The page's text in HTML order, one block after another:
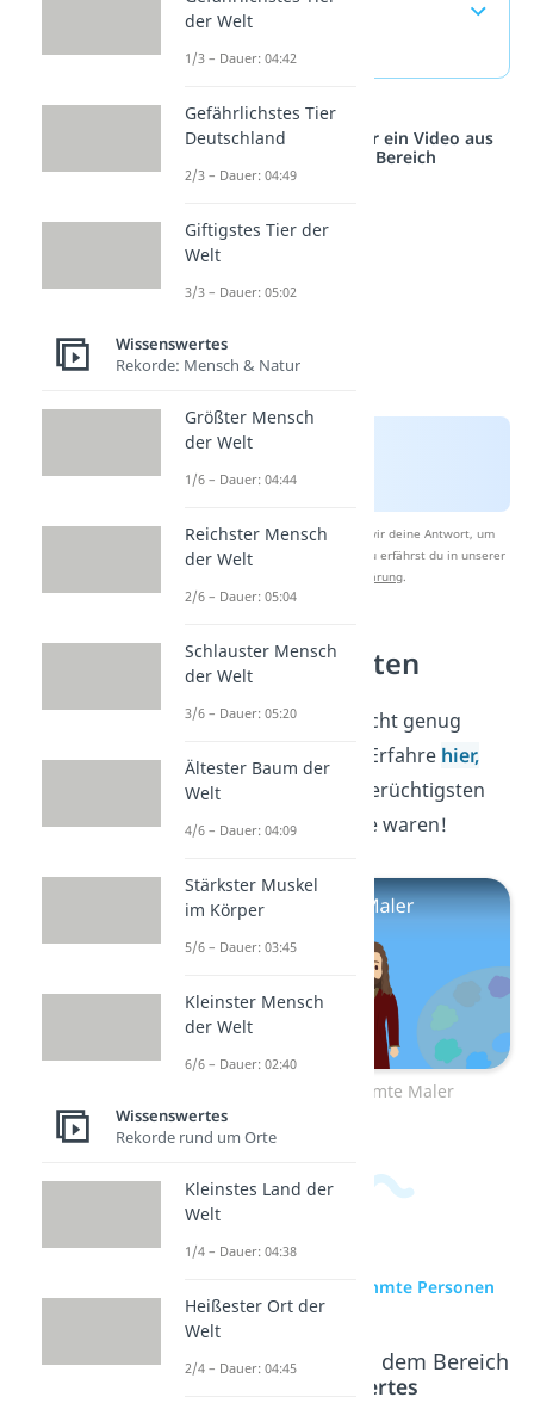
häufigste Fragen
Studyflix vernetzt: Hier ein Video aus
einem anderen Bereich
Nach Beantwortung speichern wir deine Antwort, um
Studyflix zu verbessern. Mehr dazu erfährst du in unserer
Datenschutzerklärung.
Berühmte Piraten
Das waren dir noch nicht genug
berühmte Personen? Erfahre hier,
welche die berühmt-berüchtigsten
Piraten der Geschichte waren!
Zum Video: Berühmte Maler
zur Videoseite: Berühmte Personen
Beliebte Inhalte aus dem Bereich
Wissenswertes
der Welt
1/3 – Dauer: 04:42
Gefährlichstes Tier
Deutschland
2/3 – Dauer: 04:49
Giftigstes Tier der
Welt
3/3 – Dauer: 05:02
Wissenswertes
Rekorde: Mensch & Natur
Größter Mensch
der Welt
1/6 – Dauer: 04:44
Reichster Mensch
der Welt
2/6 – Dauer: 05:04
Schlauster Mensch
der Welt
3/6 – Dauer: 05:20
Ältester Baum der
Welt
4/6 – Dauer: 04:09
Stärkster Muskel
im Körper
5/6 – Dauer: 03:45
Kleinster Mensch
der Welt
6/6 – Dauer: 02:40
Wissenswertes
Rekorde rund um Orte
Kleinstes Land der
Welt
1/4 – Dauer: 04:38
Heißester Ort der
Welt
2/4 – Dauer: 04:45